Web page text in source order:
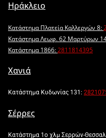
Ηράκλειο
Κατάστημα Πλατεία Καλλεργών 8:
Κατάστημα Λεωφ. 62 Μαρτύρων
Κατάστημα 1866:2811814395
Χανιά
Κατάστημα Κυδωνίας 131:
Σέρρες
Κατάστημα 1ο χλμ Σερρών-